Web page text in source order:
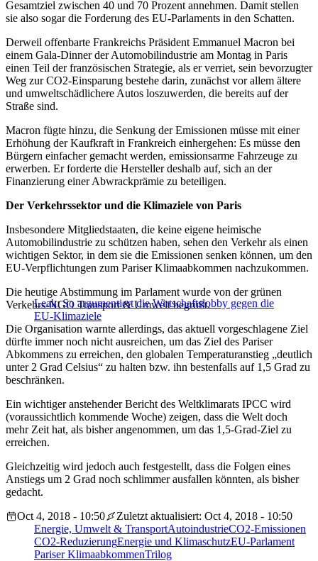
Gesamtziel zwischen 40 und 70 Prozent annehmen. Damit stellen
sie also sogar die Forderung des EU-Parlaments in den Schatten.
Derweil offenbarte Frankreichs Präsident Emmanuel Macron bei
einem Gala-Dinner der Automobilindustrie am Montag in Paris
einen Teil der französischen Strategie, als er verriet, sein bevorzugter
Weg zur CO2-Einsparung bestehe darin, zunächst vor allem ältere
und umweltschädlichere Autos loszuwerden, die bereits auf der
Straße sind.
Macron fügte hinzu, die Senkung der Emissionen müsse mit einer
Erhöhung der Kaufkraft in Frankreich einhergehen: Es müsse den
Bürgern einfacher gemacht werden, emissionsarme Fahrzeuge zu
erwerben. Er forderte die Hersteller deshalb auf, sich an der
Finanzierung einer Abwrackprämie zu beteiligen.
Der Verkehrssektor und die Klimaziele von Paris
Insbesondere Mitgliedstaaten, die keine eigene heimische
Automobilindustrie zu schützen haben, sehen den Verkehr als einen
wichtigen Sektor, in dem sie die Emissionen senken können, um den
EU-Verpflichtungen zum Pariser Klimaabkommen nachzukommen.
Leak: So argumentiert die Wirtschaftslobby gegen die
EU-Klimaziele
Die heutige Abstimmung im Parlament wurde von der grünen
Verkehrs-NGO Transport & Umwelt begrüßt.
Die Organisation warnte allerdings, das aktuell vorgeschlagene Ziel
dürfte immer noch nicht ausreichen, um das Ziel des Pariser
Abkommens zu erreichen, den globalen Temperaturanstieg „deutlich
unter 2 Grad Celsius“ zu halten bzw. ihn bestenfalls auf 1,5 Grad zu
beschränken.
Ein wichtiger anstehender Bericht des Weltklimarats IPCC wird
(voraussichtlich kommende Woche) zeigen, dass die Welt doch
mehr Zeit hat, als bisher angenommen, um das 1,5-Grad-Ziel zu
erreichen.
Gleichzeitig wird jedoch auch festgestellt, dass die Folgen eines
Anstiegs um 2 Grad noch schlimmer ausfallen könnten, als bisher
gedacht.
Oct 4, 2018 - 10:50
Zuletzt aktualisiert: Oct 4, 2018 - 10:50
Energie, Umwelt & TransportAutoindustrieCO2-Emissionen
CO2-ReduzierungEnergie und KlimaschutzEU-Parlament
Pariser KlimaabkommenTrilog